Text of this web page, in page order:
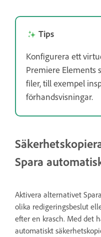
Tips
Konfigurera ett
Premiere Elements
filer, till exempel
förhandsvisningar.
Spara
Aktivera alternativet
olika redigeringsbeslut
efter en krasch. Med det
automatiskt